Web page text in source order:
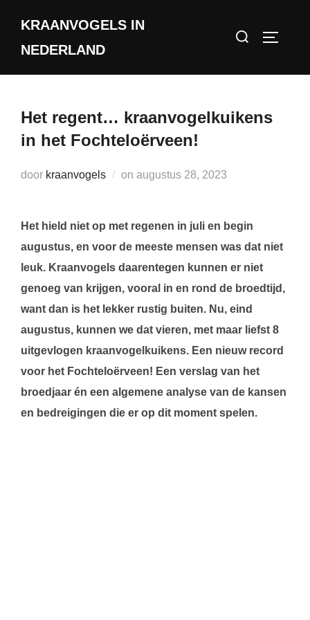
KRAANVOGELS IN
NEDERLAND
Zoek
Het regent… kraanvogelkuikens
in het Fochteloërveen!
door kraanvogels on Geplaatst
augustus 28, 2023
Het hield niet op met regenen in juli en begin
augustus, en voor de meeste mensen was dat niet
leuk. Kraanvogels daarentegen kunnen er niet
genoeg van krijgen, vooral in en rond de broedtijd,
want dan is het lekker rustig buiten. Nu, eind
augustus, kunnen we dat vieren, met maar liefst 8
uitgevlogen kraanvogelkuikens. Een nieuw record
voor het Fochteloërveen! Een verslag van het
broedjaar én een algemene analyse van de kansen
en bedreigingen die er op dit moment spelen.